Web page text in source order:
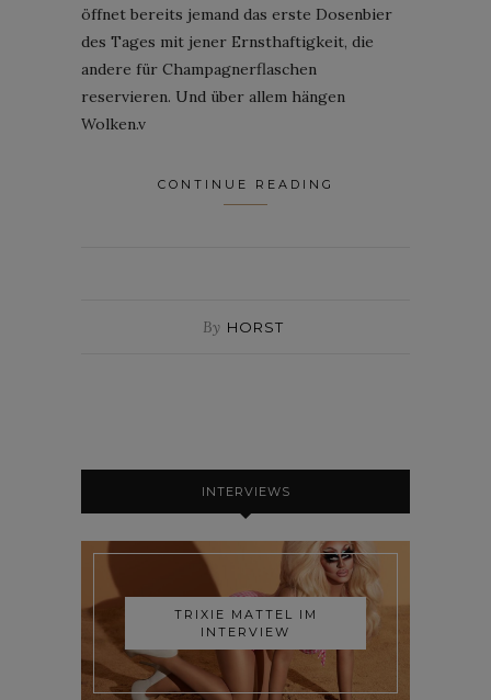
öffnet bereits jemand das erste Dosenbier
des Tages mit jener Ernsthaftigkeit, die
andere für Champagnerflaschen
reservieren. Und über allem hängen
Wolken.v
CONTINUE READING
By HORST
INTERVIEWS
TRIXIE MATTEL IM
INTERVIEW